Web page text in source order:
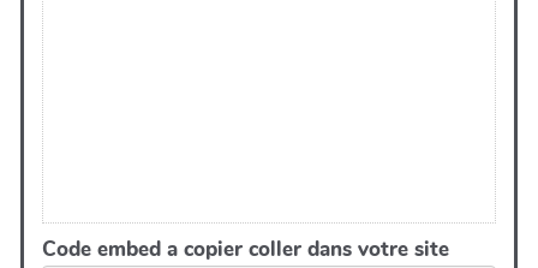
Code embed a copier coller dans votre site